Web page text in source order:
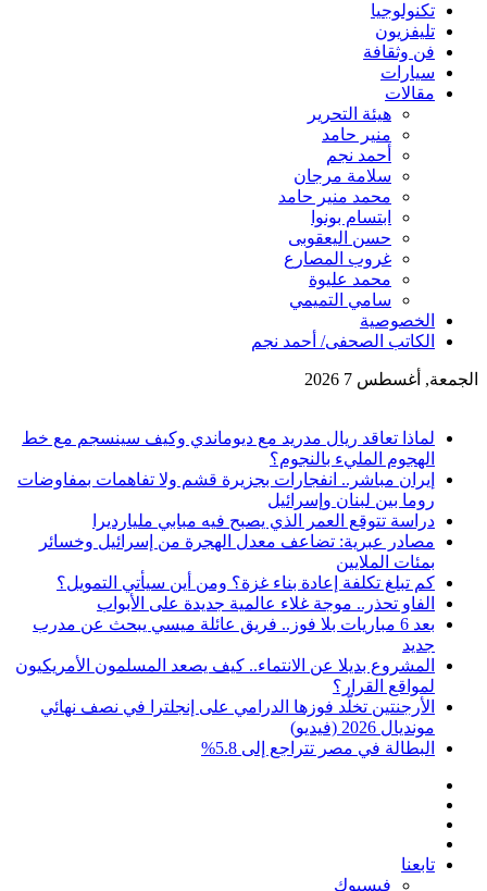
تكنولوجيا
تليفزيون
فن وثقافة
سيارات
مقالات
هيئة التحرير
منير حامد
أحمد نجم
سلامة مرجان
محمد منير حامد
ابتسام بونوا
حسن اليعقوبى
غروب المصارع
محمد عليوة
سامي التميمي
الخصوصية
الكاتب الصحفى/ أحمد نجم
الجمعة, أغسطس 7 2026
لماذا تعاقد ريال مدريد مع ديوماندي وكيف سينسجم مع خط
الهجوم المليء بالنجوم؟
إيران مباشر.. انفجارات بجزيرة قشم ولا تفاهمات بمفاوضات
روما بين لبنان وإسرائيل
دراسة تتوقع العمر الذي يصبح فيه مبابي مليارديرا
مصادر عبرية: تضاعف معدل الهجرة من إسرائيل وخسائر
بمئات الملايين
كم تبلغ تكلفة إعادة بناء غزة؟ ومن أين سيأتي التمويل؟
الفاو تحذر.. موجة غلاء عالمية جديدة على الأبواب
بعد 6 مباريات بلا فوز.. فريق عائلة ميسي يبحث عن مدرب
جديد
المشروع بديلا عن الانتماء.. كيف يصعد المسلمون الأمريكيون
لمواقع القرار؟
الأرجنتين تخلّد فوزها الدرامي على إنجلترا في نصف نهائي
مونديال 2026 (فيديو)
البطالة في مصر تتراجع إلى 5.8%
الدخول
تابعنا
فيسبوك